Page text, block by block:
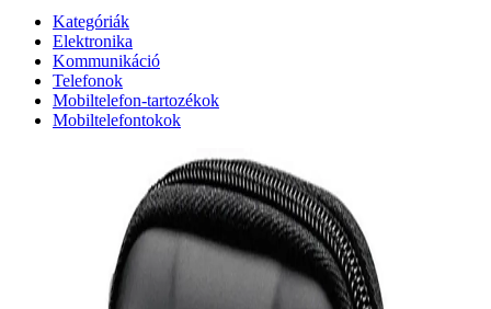
Kategóriák
Elektronika
Kommunikáció
Telefonok
Mobiltelefon-tartozékok
Mobiltelefontokok